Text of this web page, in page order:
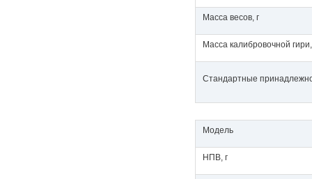
Масса весов, г
Масса калибровочной гири,
Стандартные
Модель
НПВ, г